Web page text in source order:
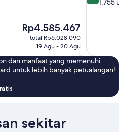
Harga
sekarang
Rp4.585.467
Rp4.585.467
total Rp6.028.090
19 Agu - 20 Agu
1.755
dan manfaat yang memenuhi
untuk lebih banyak petualangan!
sekitar